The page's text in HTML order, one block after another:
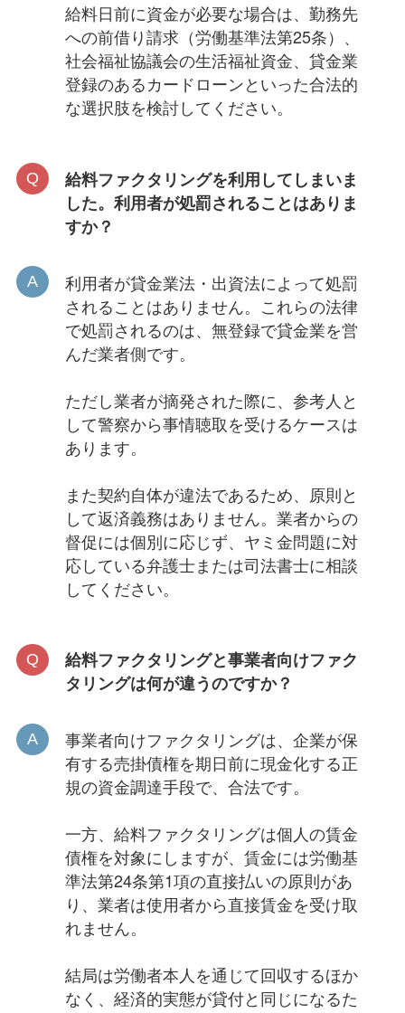
給料日前に資金が必要な場合は、勤務先
への前借り請求（労働基準法第25条）、
社会福祉協議会の生活福祉資金、貸金業
登録のあるカードローンといった合法的
な選択肢を検討してください。
給料ファクタリングを利用してしまいま
した。利用者が処罰されることはありま
すか？
利用者が貸金業法・出資法によって処罰
されることはありません。これらの法律
で処罰されるのは、無登録で貸金業を営
んだ業者側です。
ただし業者が摘発された際に、参考人と
して警察から事情聴取を受けるケースは
あります。
また契約自体が違法であるため、原則と
して返済義務はありません。業者からの
督促には個別に応じず、ヤミ金問題に対
応している弁護士または司法書士に相談
してください。
給料ファクタリングと事業者向けファク
タリングは何が違うのですか？
事業者向けファクタリングは、企業が保
有する売掛債権を期日前に現金化する正
規の資金調達手段で、合法です。
一方、給料ファクタリングは個人の賃金
債権を対象にしますが、賃金には労働基
準法第24条第1項の直接払いの原則があ
り、業者は使用者から直接賃金を受け取
れません。
結局は労働者本人を通じて回収するほか
なく、経済的実態が貸付と同じになるた